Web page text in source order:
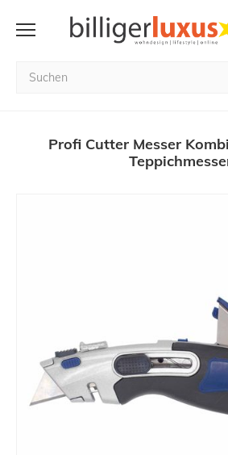
Profi Cutter Messer